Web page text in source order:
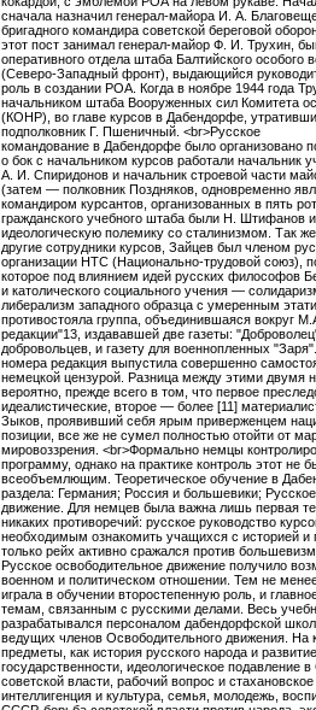
сначала назначил генерал-майора И. А.
бригадного командира советской береговой
этот пост занимал генерал-майор Ф. И. Трухин,
оперативного отдела штаба Балтийского особого
(Северо-Западный фронт), выдающийся
роль в создании РОА. Когда в ноябре 1944 года
начальником штаба Вооруженных сил Комитета
(КОНР), во главе курсов в Дабендорфе,
подполковник Г. Пшеничный. <br>Русское
командование в Дабендорфе было организовано
о бок с начальником курсов работали начальник
А. И. Спиридонов и начальник строевой части
(затем — полковник Поздняков, одновременно
командиром курсантов, организованных в пять
гражданского учебного штаба были Н. Штифанов
идеологическую полемику со сталинизмом. Так
другие сотрудники курсов, Зайцев был членом
организации НТС (Национально-трудовой союз),
которое под влиянием идей русских философов
и католического социального учения —
либерализм западного образца с умеренным
противостояла группа, объединившаяся вокруг
редакции"13, издававшей две газеты:
добровольцев, и газету для военнопленных
номера редакция выпустила совершенно
немецкой цензурой. Разница между этими двумя
вероятно, прежде всего в том, что первое
идеалистические, второе — более [11]
Зыков, проявивший себя ярым приверженцем
позиции, все же не сумел полностью отойти от
мировоззрения. <br>Формально немцы
программу, однако на практике контроль этот не
всеобъемлющим. Теоретическое обучение в
раздела: Германия; Россия и большевики;
движение. Для немцев была важна лишь первая
никаких противоречий: русское руководство
необходимым ознакомить учащихся с историей и
только рейх активно сражался против
Русское освободительное движение получило
военном и политическом отношении. Тем не
играла в обучении второстепенную роль, и
темам, связанным с русскими делами. Весь
разрабатывался персоналом дабендорфской
ведущих членов Освободительного движения. На
предметы, как история русского народа и
государственности, идеологическое подавление
советской власти, рабочий вопрос и
интеллигенция и культура, семья, молодежь,